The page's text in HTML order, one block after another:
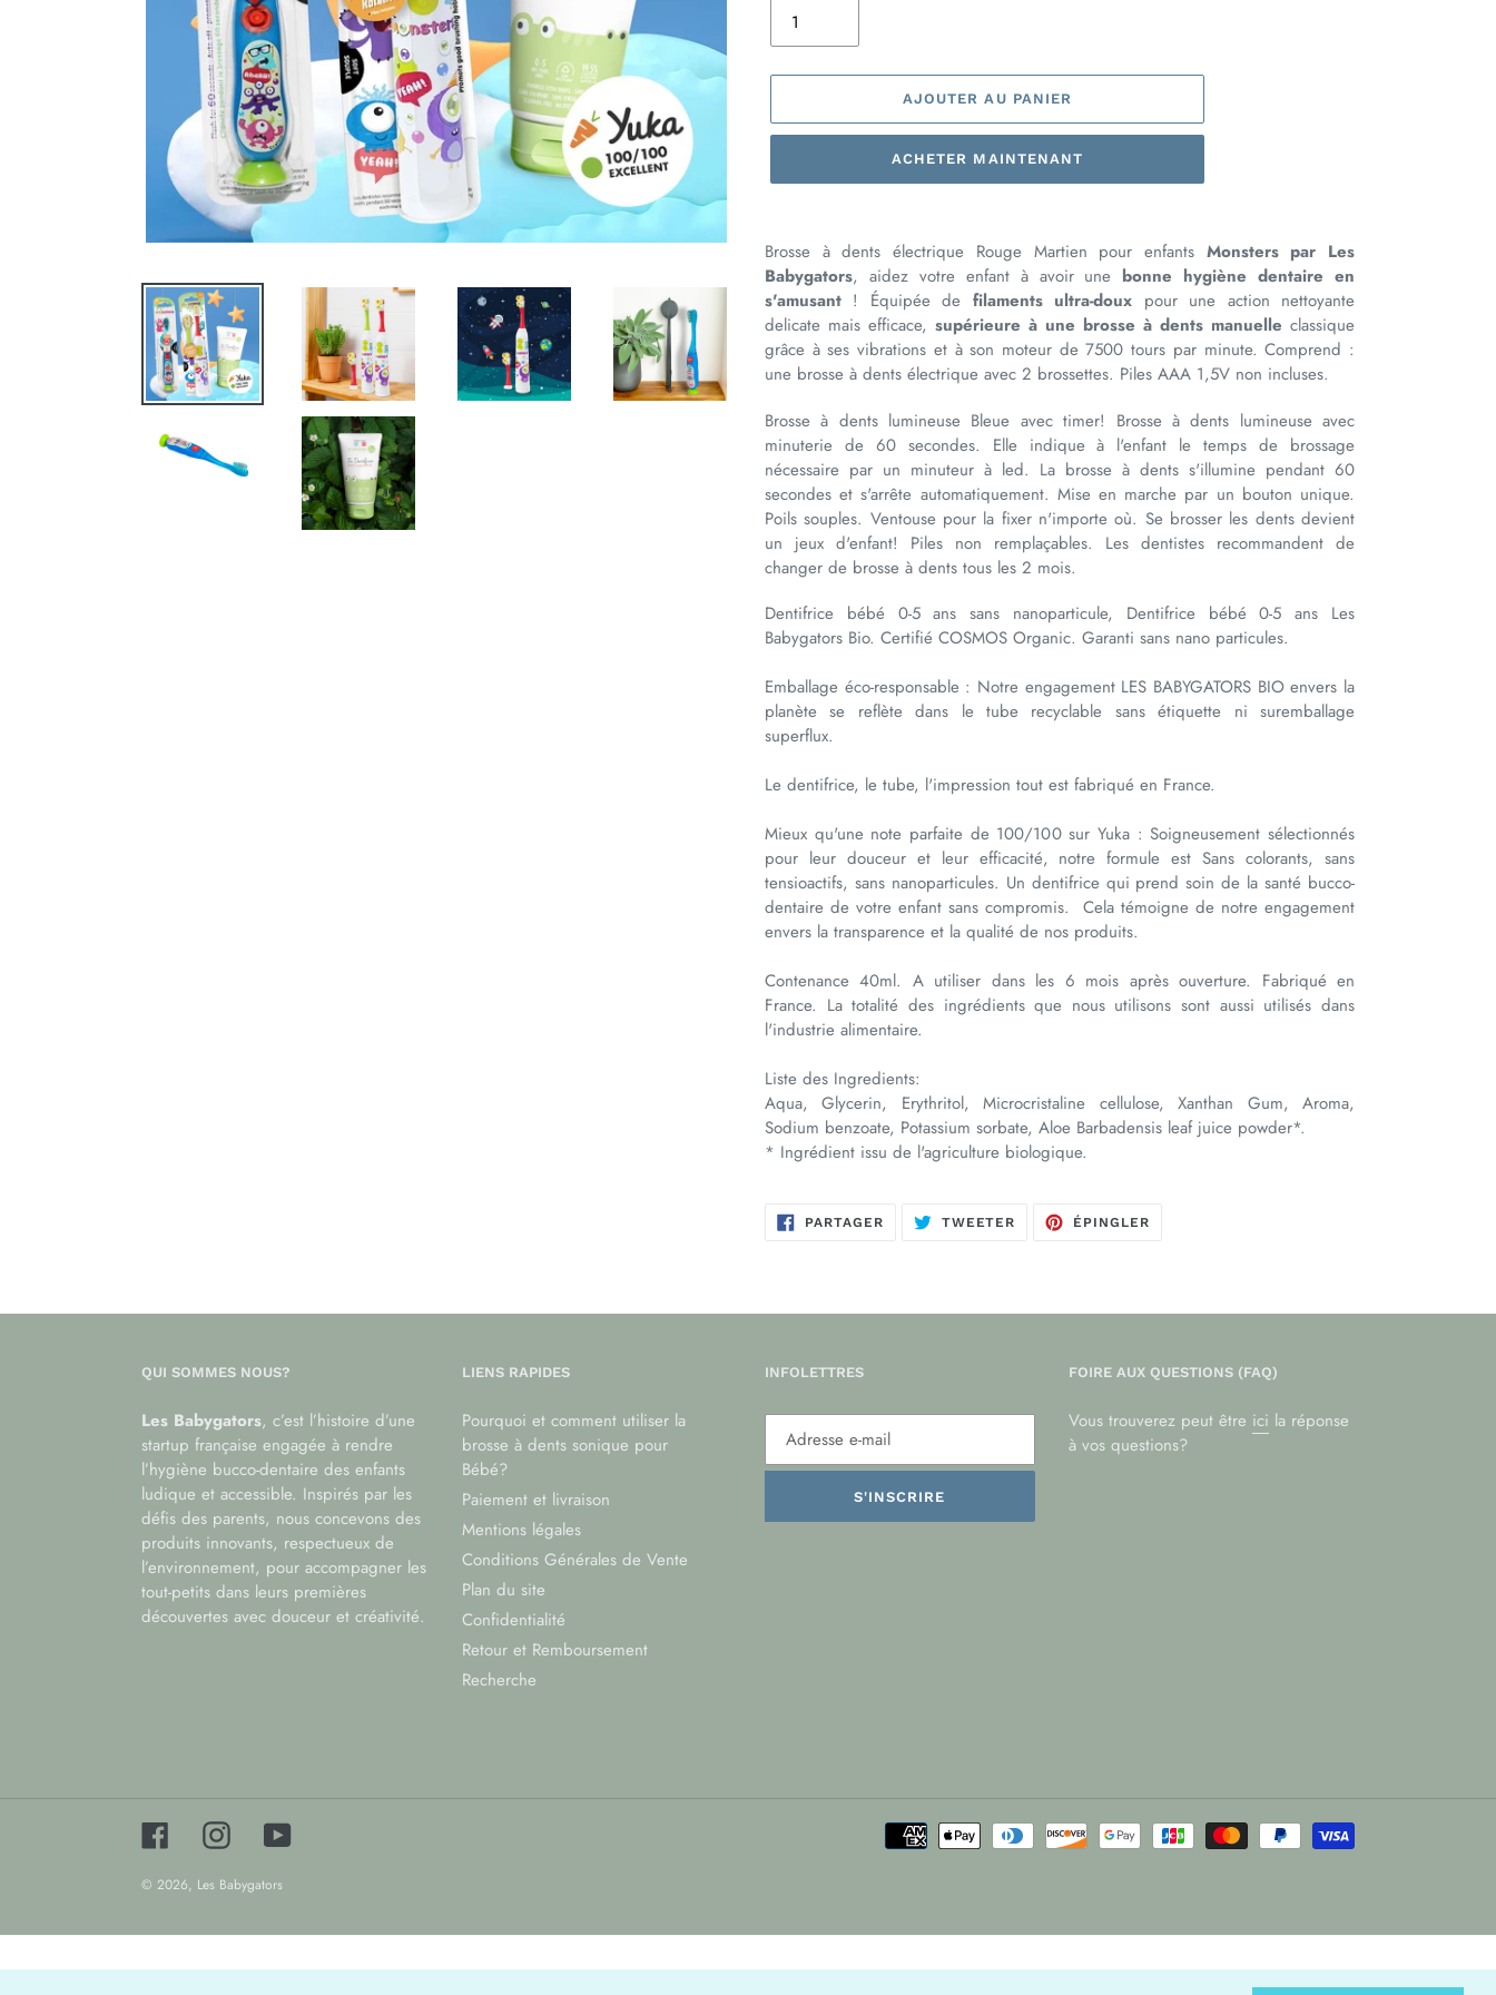
AJOUTER AU PANIER
ACHETER MAINTENANT
d'un
produit
votre
panier
Brosse à dents électrique Rouge Martien pour enfants Monsters par Les
Babygators, aidez votre enfant à avoir une bonne hygiène dentaire en
s'amusant ! Équipée de filaments ultra-doux pour une action nettoyante
delicate mais efficace, supérieure à une brosse à dents manuelle classique
grâce à ses vibrations et à son moteur de 7500 tours par minute. Comprend :
une brosse à dents électrique avec 2 brossettes. Piles AAA 1,5V non incluses.
Brosse à dents lumineuse Bleue avec timer! Brosse à dents lumineuse avec
minuterie de 60 secondes. Elle indique à l'enfant le temps de brossage
nécessaire par un minuteur à led. La brosse à dents s'illumine pendant 60
secondes et s'arrête automatiquement. Mise en marche par un bouton unique.
Poils souples. Ventouse pour la fixer n'importe où. Se brosser les dents devient
un jeux d'enfant! Piles non remplaçables. Les dentistes recommandent de
changer de brosse à dents tous les 2 mois.
Dentifrice bébé 0-5 ans sans nanoparticule, Dentifrice bébé 0-5 ans Les
Babygators Bio. Certifié COSMOS Organic. Garanti sans nano particules.
Emballage éco-responsable : Notre engagement LES BABYGATORS BIO envers la
planète se reflète dans le tube recyclable sans étiquette ni suremballage
superflux.
Le dentifrice, le tube, l'impression tout est fabriqué en France.
Mieux qu'une note parfaite de 100/100 sur Yuka : Soigneusement sélectionnés
pour leur douceur et leur efficacité, notre formule est Sans colorants, sans
tensioactifs, sans nanoparticules. Un dentifrice qui prend soin de la santé bucco-
dentaire de votre enfant sans compromis.
Cela témoigne de notre engagement
envers la transparence et la qualité de nos produits.
Contenance 40ml. A utiliser dans les 6 mois après ouverture. Fabriqué en
France. La totalité des ingrédients que nous utilisons sont aussi utilisés dans
l'industrie alimentaire.
Liste des Ingredients:
Aqua, Glycerin, Erythritol, Microcristaline cellulose, Xanthan Gum, Aroma,
Sodium benzoate, Potassium sorbate, Aloe Barbadensis leaf juice powder*.
* Ingrédient issu de l'agriculture biologique.
PARTAGERPARTAGERTWEETER TWEETERÉPINGLER
QUI SOMMES NOUS?
Les Babygators, c’est l’histoire d’une
startup française engagée à rendre
l’hygiène bucco-dentaire des enfants
ludique et accessible. Inspirés par les
défis des parents, nous concevons des
produits innovants, respectueux de
l’environnement, pour accompagner les
tout-petits dans leurs premières
découvertes avec douceur et créativité.
LIENS RAPIDES
Pourquoi et comment utiliser la
brosse à dents sonique pour
Bébé?
Paiement et livraison
Mentions légales
Conditions Générales de Vente
Plan du site
Confidentialité
Retour et Remboursement
Recherche
INFOLETTRES
S'INSCRIRE
FOIRE AUX QUESTIONS (FAQ)
Vous trouverez peut être ici la réponse
à vos questions?
FacebookInstagramYouTube
Moyens
© 2026, Les Babygators
les